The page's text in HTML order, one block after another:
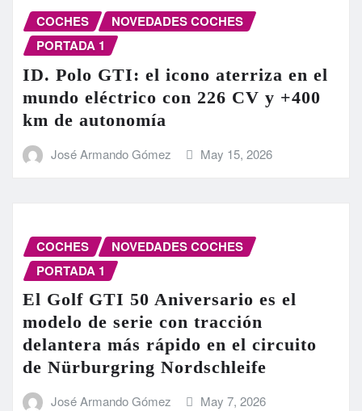
COCHES
NOVEDADES COCHES
PORTADA 1
ID. Polo GTI: el icono aterriza en el
mundo eléctrico con 226 CV y +400
km de autonomía
José Armando Gómez May 15, 2026
COCHES
NOVEDADES COCHES
PORTADA 1
El Golf GTI 50 Aniversario es el
modelo de serie con tracción
delantera más rápido en el circuito
de Nürburgring Nordschleife
José Armando Gómez May 7, 2026